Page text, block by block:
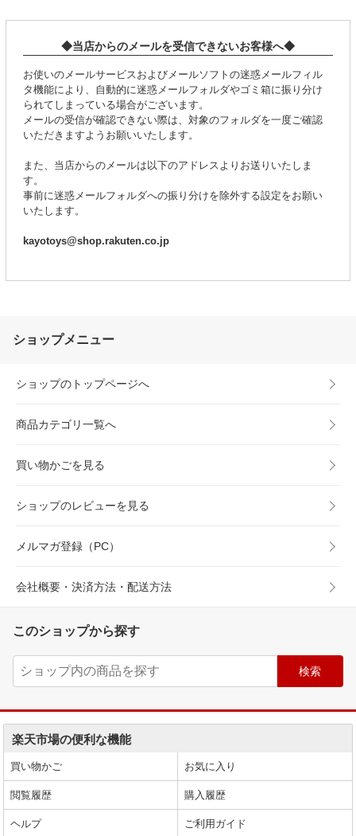
◆当店からのメールを受信できないお客様へ◆
お使いのメールサービスおよびメールソフトの迷惑メールフィル
タ機能により、自動的に迷惑メールフォルダやゴミ箱に振り分け
られてしまっている場合がございます。
メールの受信が確認できない際は、対象のフォルダを一度ご確認
いただきますようお願いいたします。
また、当店からのメールは以下のアドレスよりお送りいたしま
す。
事前に迷惑メールフォルダへの振り分けを除外する設定をお願い
いたします。
kayotoys@shop.rakuten.co.jp
ショップメニュー
ショップのトップページへ
商品カテゴリ一覧へ
買い物かごを見る
ショップのレビューを見る
メルマガ登録（PC）
会社概要・決済方法・配送方法
このショップから探す
楽天市場の便利な機能
買い物かご お気に入り
閲覧履歴 購入履歴
ヘルプ ご利用ガイド